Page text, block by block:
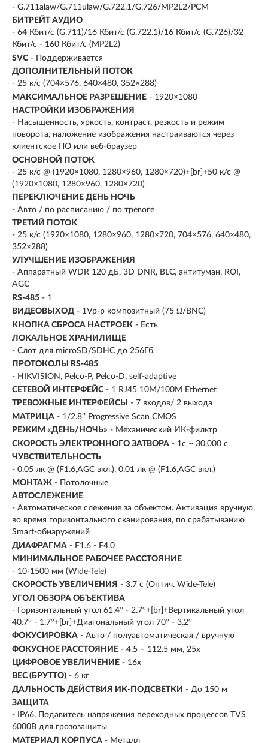
- G.711alaw/G.711ulaw/G.722.1/G.726/MP2L2/PCM
БИТРЕЙТ АУДИО
- 64 Кбит/с (G.711)/16 Кбит/с (G.722.1)/16 Кбит/с (G.726)/32
Кбит/с - 160 Кбит/с (MP2L2)
SVC - Поддерживается
ДОПОЛНИТЕЛЬНЫЙ ПОТОК
- 25 к/с (704×576, 640×480, 352×288)
МАКСИМАЛЬНОЕ РАЗРЕШЕНИЕ - 1920×1080
НАСТРОЙКИ ИЗОБРАЖЕНИЯ
- Насыщенность, яркость, контраст, резкость и режим
поворота, наложение изображения настраиваются через
клиентское ПО или веб-браузер
ОСНОВНОЙ ПОТОК
- 25 к/с @ (1920×1080, 1280×960, 1280×720)+[br]+50 к/с @
(1920×1080, 1280×960, 1280×720)
ПЕРЕКЛЮЧЕНИЕ ДЕНЬ НОЧЬ
- Авто / по расписанию / по тревоге
ТРЕТИЙ ПОТОК
- 25 к/с (1920×1080, 1280×960, 1280×720, 704×576, 640×480,
352×288)
УЛУЧШЕНИЕ ИЗОБРАЖЕНИЯ
- Аппаратный WDR 120 дБ, 3D DNR, BLC, антитуман, ROI,
AGC
RS-485 - 1
ВИДЕОВЫХОД - 1Vp-p композитный (75 Ω/BNC)
КНОПКА СБРОСА НАСТРОЕК - Есть
ЛОКАЛЬНОЕ ХРАНИЛИЩЕ
- Слот для microSD/SDHC до 256Гб
ПРОТОКОЛЫ RS-485
- HIKVISION, Pelco-P, Pelco-D, self-adaptive
СЕТЕВОЙ ИНТЕРФЕЙС - 1 RJ45 10M/100M Ethernet
ТРЕВОЖНЫЕ ИНТЕРФЕЙСЫ
- 7 входов/ 2 выхода
МАТРИЦА - 1/2.8’’ Progressive Scan CMOS
РЕЖИМ «ДЕНЬ/НОЧЬ» - Механический ИК-фильтр
СКОРОСТЬ ЭЛЕКТРОННОГО ЗАТВОРА - 1с ~ 30,000 с
ЧУВСТВИТЕЛЬНОСТЬ
- 0.05 лк @ (F1.6,AGC вкл.), 0.01 лк @ (F1.6,AGC вкл.)
МОНТАЖ - Потолочные
АВТОСЛЕЖЕНИЕ
- Автоматическое слежение за объектом. Активация вручную,
во время горизонтального сканирования, по срабатыванию
Smart-обнаружений
ДИАФРАГМА - F1.6 - F4.0
МИНИМАЛЬНОЕ РАБОЧЕЕ РАССТОЯНИЕ
- 10-1500 мм (Wide-Tele)
СКОРОСТЬ УВЕЛИЧЕНИЯ - 3.7 с (Оптич. Wide-Tele)
УГОЛ ОБЗОРА ОБЪЕКТИВА
- Горизонтальный угол 61.4° - 2.7°+[br]+Вертикальный угол
40.7° - 1.7°+[br]+Диагональный угол 70° - 3.2°
ФОКУСИРОВКА - Авто / полуавтоматическая / вручную
ФОКУСНОЕ РАССТОЯНИЕ - 4.5 – 112.5 мм, 25x
ЦИФРОВОЕ УВЕЛИЧЕНИЕ - 16x
ВЕС (БРУТТО) - 6 кг
ДАЛЬНОСТЬ ДЕЙСТВИЯ ИК-ПОДСВЕТКИ - До 150 м
ЗАЩИТА
- IP66, Подавитель напряжения переходных процессов TVS
6000B для грозозащиты
МАТЕРИАЛ КОРПУСА - Металл